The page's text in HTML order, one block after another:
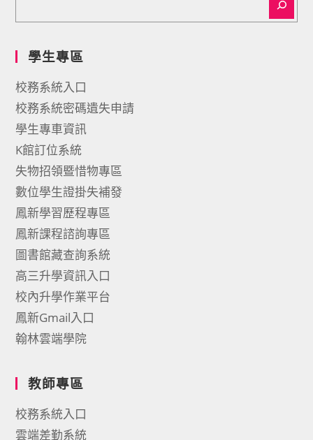
學生專區
校務系統入口
校務系統密碼遺失申請
學生專車資訊
K館訂位系統
失物招領暨惜物專區
數位學生證掛失補發
鳳新學習歷程專區
鳳新課程諮詢專區
圖書館藏查詢系統
高三升學資訊入口
校內升學作業平台
鳳新Gmail入口
翰林雲端學院
教師專區
校務系統入口
雲端差勤系統